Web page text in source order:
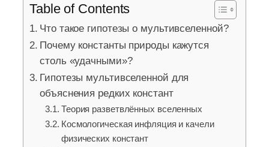
Table of Contents
Что такое гипотезы о мультивселенной?
Почему константы природы кажутся
столь «удачными»?
Гипотезы мультивселенной для
объяснения редких констант
Теория разветвлённых вселенных
Космологическая инфляция и качели
физических констант